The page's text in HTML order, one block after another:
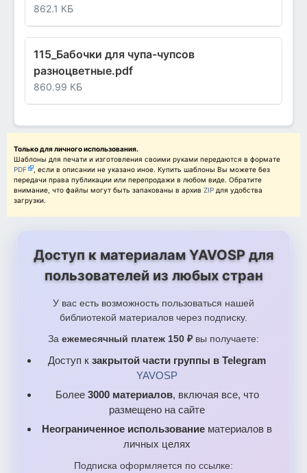
862.1 КБ
115_Бабочки для чупа-чупсов
разноцветные.pdf
860.99 КБ
Только для личного использования.
Шаблоны для печати и изготовления своими руками передаются в формате
PDF
, если в описании не указано иное. Купить шаблоны Вы можете без
передачи права публикации или перепродажи в любом виде. Обратите
внимание, что файлы могут быть запакованы в архив ZIP для удобства
загрузки.
Доступ к материалам YAVOSP для
пользователей из любых стран
У вас есть возможность пользоваться нашей
библиотекой материалов через подписку.
За ежемесячный платеж 150 ₽ вы получаете:
Доступ к закрытой части группы в Telegram
YAVOSP
Более 3000 материалов, включая все, что
размещено на сайте
Неограниченное использование материалов в
личных целях
Подписка оформляется по ссылке: